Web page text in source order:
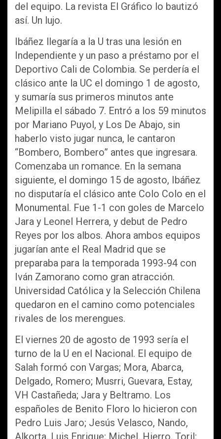
del equipo. La revista El Gráfico lo bautizó
así. Un lujo.
Ibáñez llegaría a la U tras una lesión en
Independiente y un paso a préstamo por el
Deportivo Cali de Colombia. Se perdería el
clásico ante la UC el domingo 1 de agosto,
y sumaría sus primeros minutos ante
Melipilla el sábado 7. Entró a los 59 minutos
por Mariano Puyol, y Los De Abajo, sin
haberlo visto jugar nunca, le cantaron
“Bombero, Bombero” antes que ingresara.
Comenzaba un romance. En la semana
siguiente, el domingo 15 de agosto, Ibáñez
no disputaría el clásico ante Colo Colo en el
Monumental. Fue 1-1 con goles de Marcelo
Jara y Leonel Herrera, y debut de Pedro
Reyes por los albos. Ahora ambos equipos
jugarían ante el Real Madrid que se
preparaba para la temporada 1993-94 con
Iván Zamorano como gran atracción.
Universidad Católica y la Selección Chilena
quedaron en el camino como potenciales
rivales de los merengues.
El viernes 20 de agosto de 1993 sería el
turno de la U en el Nacional. El equipo de
Salah formó con Vargas; Mora, Abarca,
Delgado, Romero; Musrri, Guevara, Estay,
VH Castañeda; Jara y Beltramo. Los
españoles de Benito Floro lo hicieron con
Pedro Luis Jaro; Jesús Velasco, Nando,